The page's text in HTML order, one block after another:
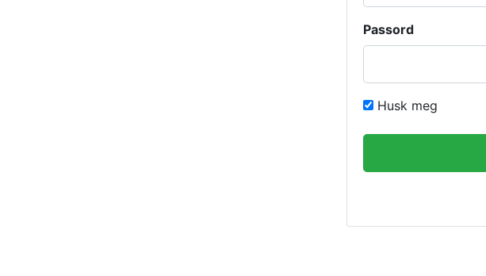
Passord
Husk meg